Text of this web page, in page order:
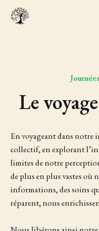
Le
En voyageant dans notre
collectif, en explorant
limites de notre
de plus en plus vastes où
informations, des soins
réparent, nous